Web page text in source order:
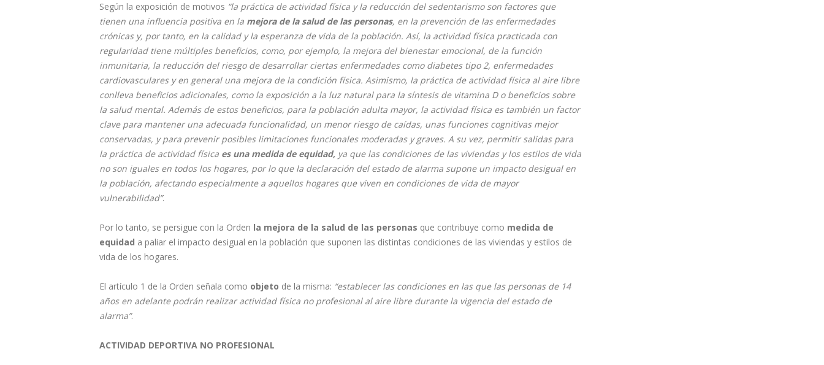
Según la exposición de motivos “la práctica de actividad física y la reducción del sedentarismo son factores que
tienen una influencia positiva en la mejora de la salud de las personas, en la prevención de las enfermedades
crónicas y, por tanto, en la calidad y la esperanza de vida de la población. Así, la actividad física practicada con
regularidad tiene múltiples beneficios, como, por ejemplo, la mejora del bienestar emocional, de la función
inmunitaria, la reducción del riesgo de desarrollar ciertas enfermedades como diabetes tipo 2, enfermedades
cardiovasculares y en general una mejora de la condición física. Asimismo, la práctica de actividad física al aire libre
conlleva beneficios adicionales, como la exposición a la luz natural para la síntesis de vitamina D o beneficios sobre
la salud mental. Además de estos beneficios, para la población adulta mayor, la actividad física es también un factor
clave para mantener una adecuada funcionalidad, un menor riesgo de caídas, unas funciones cognitivas mejor
conservadas, y para prevenir posibles limitaciones funcionales moderadas y graves. A su vez, permitir salidas para
la práctica de actividad física es una medida de equidad, ya que las condiciones de las viviendas y los estilos de vida
no son iguales en todos los hogares, por lo que la declaración del estado de alarma supone un impacto desigual en
la población, afectando especialmente a aquellos hogares que viven en condiciones de vida de mayor
vulnerabilidad”.
Por lo tanto, se persigue con la Orden la mejora de la salud de las personas que contribuye como medida de
equidad a paliar el impacto desigual en la población que suponen las distintas condiciones de las viviendas y estilos de
vida de los hogares.
El artículo 1 de la Orden señala como objeto de la misma: “establecer las condiciones en las que las personas de 14
años en adelante podrán realizar actividad física no profesional al aire libre durante la vigencia del estado de
alarma”.
ACTIVIDAD DEPORTIVA NO PROFESIONAL